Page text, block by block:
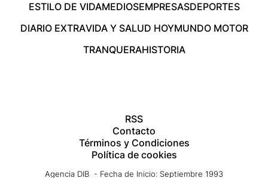
ESTILO DE VIDAMEDIOSEMPRESASDEPORTES
DIARIO EXTRAVIDA Y SALUD HOYMUNDO MOTOR
TRANQUERAHISTORIA
RSS
Contacto
Términos y Condiciones
Política de cookies
Agencia DIB - Fecha de Inicio: Septiembre 1993